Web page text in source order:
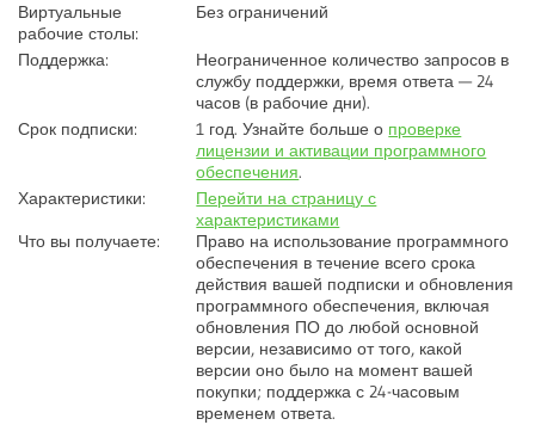
Виртуальные
рабочие столы:
Без ограничений
Поддержка:
Неограниченное количество запросов в
службу поддержки, время ответа — 24
часов (в рабочие дни).
Срок подписки:
1 год. Узнайте больше о проверке
лицензии и активации программного
обеспечения.
Характеристики:
Перейти на страницу с
характеристиками
Что вы получаете:
Право на использование программного
обеспечения в течение всего срока
действия вашей подписки и обновления
программного обеспечения, включая
обновления ПО до любой основной
версии, независимо от того, какой
версии оно было на момент вашей
покупки; поддержка с 24-часовым
временем ответа.